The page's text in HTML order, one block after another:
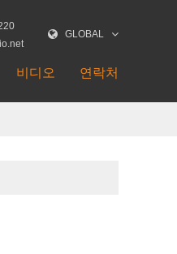
GLOBAL
비디오 연락처